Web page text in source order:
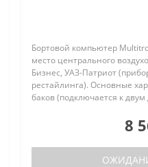
Бортовой компьютер
место центрального
Бизнес, УАЗ-Патриот
рестайлинга). Основные
баков (подключается к двум
8